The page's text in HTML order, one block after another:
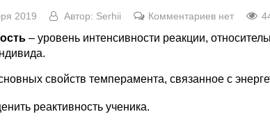
2019 Автор: Serhii Комментариев нет
– уровень интенсивности реакции,
свойств темперамента, связанное с
реактивность ученика.